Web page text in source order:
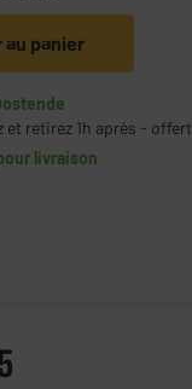
panier
et retirez 1h après - offert
livraison